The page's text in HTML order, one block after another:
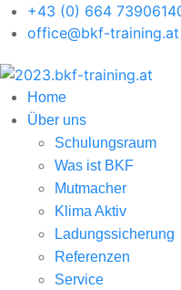
+43 (0) 664
office@bkf-training.at
Home
Über uns
Schulungsraum
Was ist BKF
Mutmacher
Klima Aktiv
Ladungssicherung
Referenzen
Service